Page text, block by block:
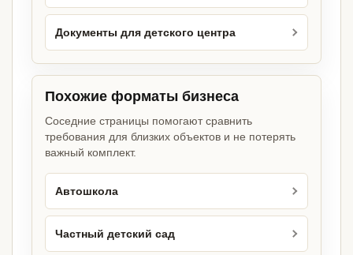
Документы для детского центра
Похожие форматы бизнеса
Соседние страницы помогают сравнить
требования для близких объектов и не потерять
важный комплект.
Автошкола
Частный детский сад